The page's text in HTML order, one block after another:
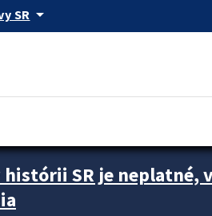
SR arrow_drop_down
histórii SR je